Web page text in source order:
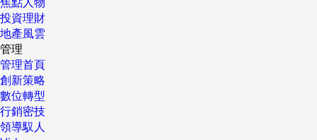
投資理財
地產風雲
管理
管理首頁
創新策略
數位轉型
行銷密技
領導馭人